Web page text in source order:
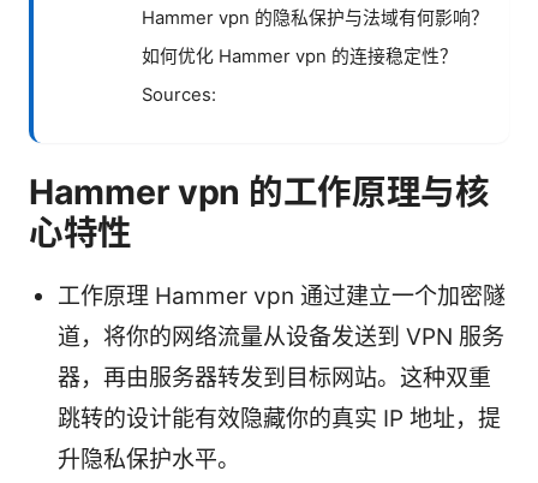
Hammer vpn 的隐私保护与法域有何影响？
如何优化 Hammer vpn 的连接稳定性？
Sources:
Hammer vpn 的工作原理与核
心特性
工作原理 Hammer vpn 通过建立一个加密隧
道，将你的网络流量从设备发送到 VPN 服务
器，再由服务器转发到目标网站。这种双重
跳转的设计能有效隐藏你的真实 IP 地址，提
升隐私保护水平。